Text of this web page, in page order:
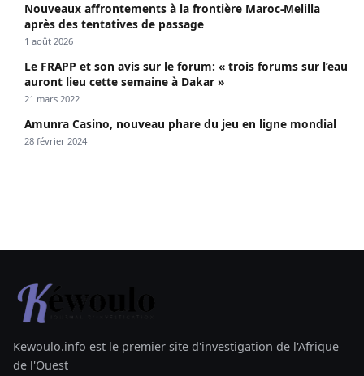
Nouveaux affrontements à la frontière Maroc-Melilla
après des tentatives de passage
1 août 2026
Le FRAPP et son avis sur le forum: « trois forums sur l’eau
auront lieu cette semaine à Dakar »
21 mars 2022
Amunra Casino, nouveau phare du jeu en ligne mondial
28 février 2024
Kewoulo.info est le premier site d'investigation de l'Afrique
de l'Ouest